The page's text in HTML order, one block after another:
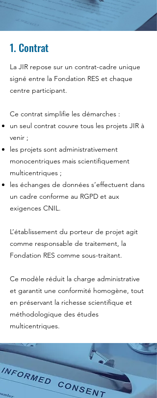
1. Contrat
La JIR repose sur un contrat-cadre unique
signé entre la Fondation RES et chaque
centre participant.
Ce contrat simplifie les démarches :
un seul contrat couvre tous les projets JIR à
venir ;
les projets sont administrativement
monocentriques mais scientifiquement
multicentriques ;
les échanges de données s’effectuent dans
un cadre conforme au RGPD et aux
exigences CNIL.
L’établissement du porteur de projet agit
comme responsable de traitement, la
Fondation RES comme sous-traitant.
Ce modèle réduit la charge administrative
et garantit une conformité homogène, tout
en préservant la richesse scientifique et
méthodologique des études
multicentriques.